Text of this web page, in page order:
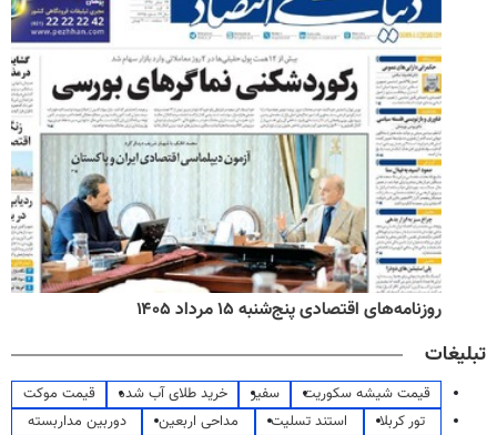
روزنامه‌های اقتصادی پنج‌شنبه ۱۵ مرداد ۱۴۰۵
تبلیغات
قیمت شیشه سکوریت سفیر خرید طلای آب شده
قیمت موکت
تور کربلا
استند تسلیت مداحی اربعین
دوربین مداربسته